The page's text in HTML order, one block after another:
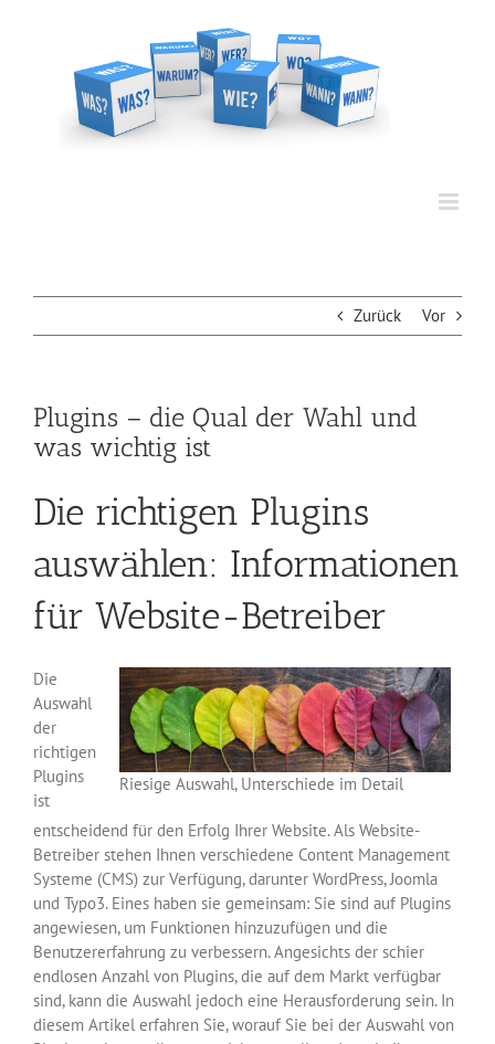
Zurück Vor
Plugins – die Qual der Wahl und
was wichtig ist
Die richtigen Plugins
auswählen: Informationen
für Website-Betreiber
Riesige Auswahl, Unterschiede im Detail
Die
Auswahl
der
richtigen
Plugins
ist
entscheidend für den Erfolg Ihrer Website. Als Website-
Betreiber stehen Ihnen verschiedene Content Management
Systeme (CMS) zur Verfügung, darunter WordPress, Joomla
und Typo3. Eines haben sie gemeinsam: Sie sind auf Plugins
angewiesen, um Funktionen hinzuzufügen und die
Benutzererfahrung zu verbessern. Angesichts der schier
endlosen Anzahl von Plugins, die auf dem Markt verfügbar
sind, kann die Auswahl jedoch eine Herausforderung sein. In
diesem Artikel erfahren Sie, worauf Sie bei der Auswahl von